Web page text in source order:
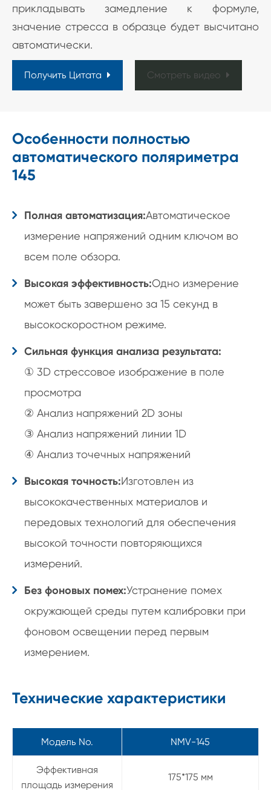
прикладывать замедление к формуле,
значение стресса в образце будет высчитано
автоматически.
Получить Цитата Смотреть видео
Особенности полностью
автоматического поляриметра
145
Полная автоматизация:Автоматическое
измерение напряжений одним ключом во
всем поле обзора.
Высокая эффективность:Одно измерение
может быть завершено за 15 секунд в
высокоскоростном режиме.
Сильная функция анализа результата:
① 3D стрессовое изображение в поле
просмотра
② Анализ напряжений 2D зоны
③ Анализ напряжений линии 1D
④ Анализ точечных напряжений
Высокая точность:Изготовлен из
высококачественных материалов и
передовых технологий для обеспечения
высокой точности повторяющихся
измерений.
Без фоновых помех:Устранение помех
окружающей среды путем калибровки при
фоновом освещении перед первым
измерением.
Технические характеристики
Модель No. NMV-145
Эффективная
площадь измерения
175*175 мм